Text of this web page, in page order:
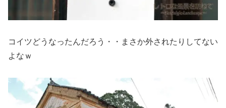
コイツどうなったんだろう・・まさか外されたりしてない
よなｗ